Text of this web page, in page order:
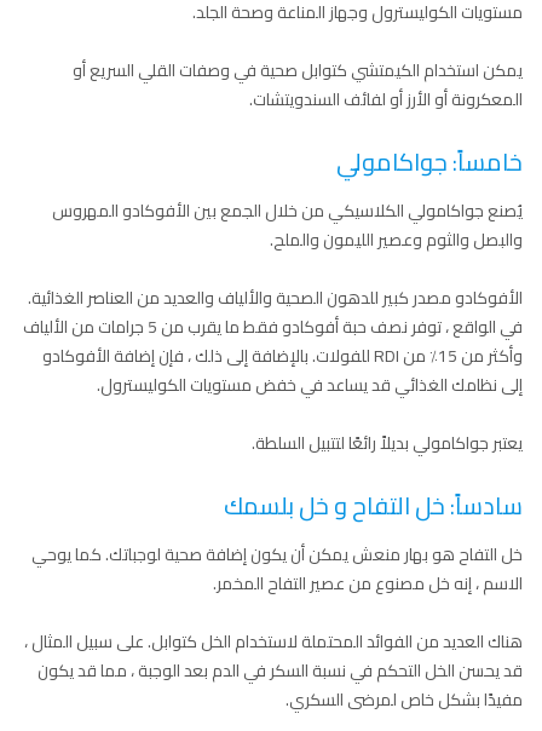
مستويات الكوليسترول وجهاز المناعة وصحة الجلد.
يمكن استخدام الكيمتشي كتوابل صحية في وصفات القلي السريع أو
المعكرونة أو الأرز أو لفائف السندويتشات.
خامساً: جواكامولي
يُصنع جواكامولي الكلاسيكي من خلال الجمع بين الأفوكادو المهروس
والبصل والثوم وعصير الليمون والملح.
الأفوكادو مصدر كبير للدهون الصحية والألياف والعديد من العناصر الغذائية.
في الواقع ، توفر نصف حبة أفوكادو فقط ما يقرب من 5 جرامات من الألياف
وأكثر من 15٪ من RDI للفولات. بالإضافة إلى ذلك ، فإن إضافة الأفوكادو
إلى نظامك الغذائي قد يساعد في خفض مستويات الكوليسترول.
يعتبر جواكامولي بديلاً رائعًا لتتبيل السلطة.
سادساً: خل التفاح و خل بلسمك
خل التفاح هو بهار منعش يمكن أن يكون إضافة صحية لوجباتك. كما يوحي
الاسم ، إنه خل مصنوع من عصير التفاح المخمر.
هناك العديد من الفوائد المحتملة لاستخدام الخل كتوابل. على سبيل المثال ،
قد يحسن الخل التحكم في نسبة السكر في الدم بعد الوجبة ، مما قد يكون
مفيدًا بشكل خاص لمرضى السكري.